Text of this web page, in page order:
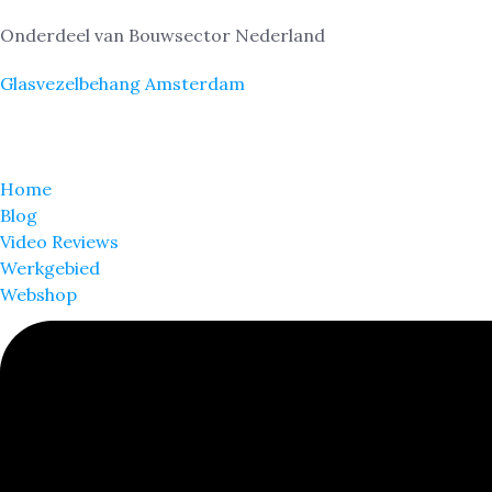
Onderdeel van Bouwsector Nederland
Glasvezelbehang Amsterdam
Home
Blog
Video Reviews
Werkgebied
Webshop